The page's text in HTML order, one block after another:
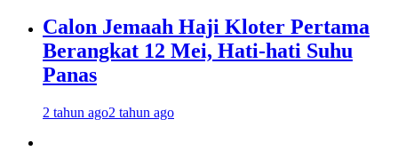
Calon Jemaah Haji Kloter Pertama
Berangkat 12 Mei, Hati-hati Suhu
Panas
2 tahun ago2 tahun ago